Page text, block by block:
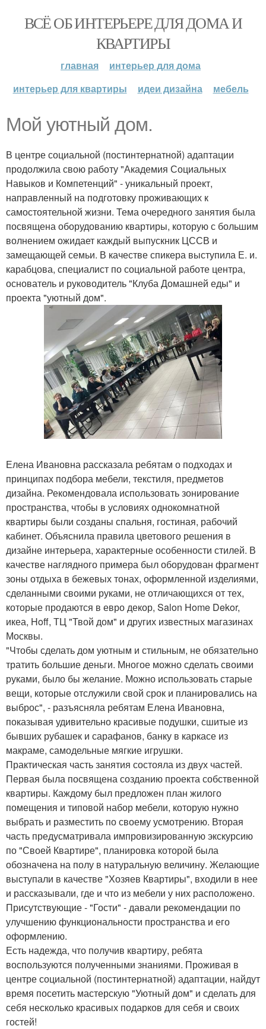
ВСЁ ОБ ИНТЕРЬЕРЕ ДЛЯ ДОМА И
КВАРТИРЫ
главная
интерьер для дома
интерьер для квартиры
идеи дизайна мебель
Мой уютный дом.
В центре социальной (постинтернатной) адаптации
продолжила свою работу "Академия Социальных
Навыков и Компетенций" - уникальный проект,
направленный на подготовку проживающих к
самостоятельной жизни. Тема очередного занятия была
посвящена оборудованию квартиры, которую с большим
волнением ожидает каждый выпускник ЦССВ и
замещающей семьи. В качестве спикера выступила Е. и.
карабцова, специалист по социальной работе центра,
основатель и руководитель "Клуба Домашней еды" и
проекта "уютный дом".
Елена Ивановна рассказала ребятам о подходах и
принципах подбора мебели, текстиля, предметов
дизайна. Рекомендовала использовать зонирование
пространства, чтобы в условиях однокомнатной
квартиры были созданы спальня, гостиная, рабочий
кабинет. Объяснила правила цветового решения в
дизайне интерьера, характерные особенности стилей. В
качестве наглядного примера был оборудован фрагмент
зоны отдыха в бежевых тонах, оформленной изделиями,
сделанными своими руками, не отличающихся от тех,
которые продаются в евро декор, Salon Home Dekor,
икеа, Hoff, ТЦ "Твой дом" и других известных магазинах
Москвы.
"Чтобы сделать дом уютным и стильным, не обязательно
тратить большие деньги. Многое можно сделать своими
руками, было бы желание. Можно использовать старые
вещи, которые отслужили свой срок и планировались на
выброс", - разъясняла ребятам Елена Ивановна,
показывая удивительно красивые подушки, сшитые из
бывших рубашек и сарафанов, банку в каркасе из
макраме, самодельные мягкие игрушки.
Практическая часть занятия состояла из двух частей.
Первая была посвящена созданию проекта собственной
квартиры. Каждому был предложен план жилого
помещения и типовой набор мебели, которую нужно
выбрать и разместить по своему усмотрению. Вторая
часть предусматривала импровизированную экскурсию
по "Своей Квартире", планировка которой была
обозначена на полу в натуральную величину. Желающие
выступали в качестве "Хозяев Квартиры", входили в нее
и рассказывали, где и что из мебели у них расположено.
Присутствующие - "Гости" - давали рекомендации по
улучшению функциональности пространства и его
оформлению.
Есть надежда, что получив квартиру, ребята
воспользуются полученными знаниями. Проживая в
центре социальной (постинтернатной) адаптации, найдут
время посетить мастерскую "Уютный дом" и сделать для
себя несколько красивых подарков для себя и своих
гостей!